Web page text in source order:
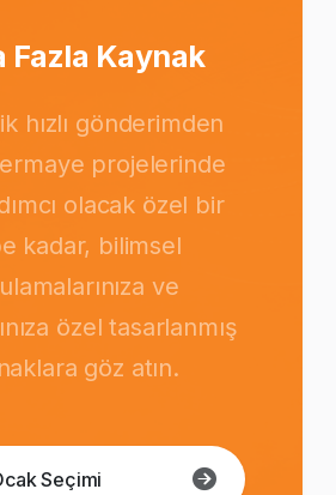
Fazla Kaynak
hızlı gönderimden
projelerinde
olacak özel bir
kadar, bilimsel
ve
özel tasarlanmış
göz atın.
Seçimi